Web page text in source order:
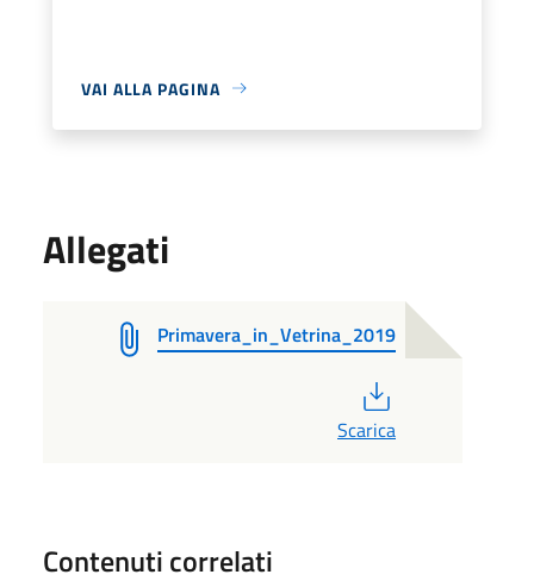
VAI ALLA PAGINA
Allegati
Primavera_in_Vetrina_2019
Scarica
Contenuti correlati